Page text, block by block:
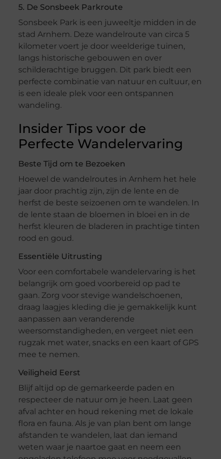
5. De Sonsbeek Parkroute
Sonsbeek Park is een juweeltje midden in de
stad Arnhem. Deze wandelroute van circa 5
kilometer voert je door weelderige tuinen,
langs historische gebouwen en over
schilderachtige bruggen. Dit park biedt een
perfecte combinatie van natuur en cultuur, en
is een ideale plek voor een ontspannen
wandeling.
Insider Tips voor de
Perfecte Wandelervaring
Beste Tijd om te Bezoeken
Hoewel de wandelroutes in Arnhem het hele
jaar door prachtig zijn, zijn de lente en de
herfst de beste seizoenen om te wandelen. In
de lente staan de bloemen in bloei en in de
herfst kleuren de bladeren in prachtige tinten
rood en goud.
Essentiële Uitrusting
Voor een comfortabele wandelervaring is het
belangrijk om goed voorbereid op pad te
gaan. Zorg voor stevige wandelschoenen,
draag laagjes kleding die je gemakkelijk kunt
aanpassen aan veranderende
weersomstandigheden, en vergeet niet een
rugzak met water, snacks en een kaart of GPS
mee te nemen.
Veiligheid Eerst
Blijf altijd op de gemarkeerde paden en
respecteer de natuur om je heen. Laat geen
afval achter en houd rekening met de lokale
flora en fauna. Als je van plan bent om lange
afstanden te wandelen, laat dan iemand
weten waar je naartoe gaat en neem een